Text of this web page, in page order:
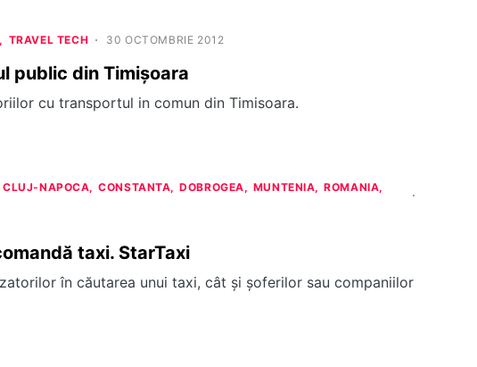
TRAVEL TECH 30 OCTOMBRIE 2012
public din Timișoara
cu transportul in comun din Timisoara.
CLUJ-NAPOCA CONSTANTA DOBROGEA MUNTENIA
ROMANIA
taxi. StarTaxi
în căutarea unui taxi, cât şi şoferilor sau companiilor